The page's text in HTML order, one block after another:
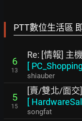
PTT數位生活區
6
13
Re: [情報] 主
[ PC_Shopping
shiauber
5
15
[賣/雙北/面交
[
songfat